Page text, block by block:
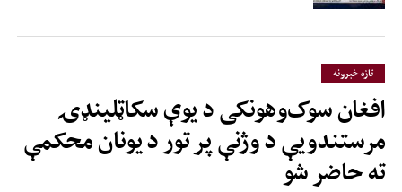
تازه خبرونه
افغان سوک‌وهونکی د یوې سکاټلینډۍ
مرستندویې د وژنې پر تور د یونان محکمې
ته حاضر شو